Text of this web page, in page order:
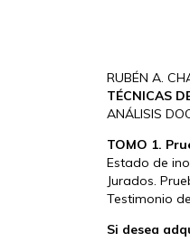
RUBÉN A.
TÉCNICAS
ANÁLISIS
TOMO 1.
Estado de
Jurados.
Testimonio
Si desea